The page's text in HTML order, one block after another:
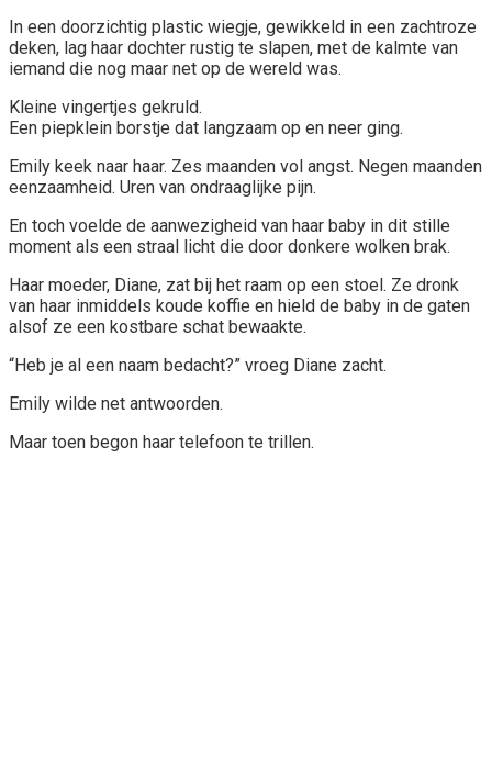
In een doorzichtig plastic wiegje, gewikkeld in een zachtroze
deken, lag haar dochter rustig te slapen, met de kalmte van
iemand die nog maar net op de wereld was.
Kleine vingertjes gekruld.
Een piepklein borstje dat langzaam op en neer ging.
Emily keek naar haar. Zes maanden vol angst. Negen maanden
eenzaamheid. Uren van ondraaglijke pijn.
En toch voelde de aanwezigheid van haar baby in dit stille
moment als een straal licht die door donkere wolken brak.
Haar moeder, Diane, zat bij het raam op een stoel. Ze dronk
van haar inmiddels koude koffie en hield de baby in de gaten
alsof ze een kostbare schat bewaakte.
“Heb je al een naam bedacht?” vroeg Diane zacht.
Emily wilde net antwoorden.
Maar toen begon haar telefoon te trillen.